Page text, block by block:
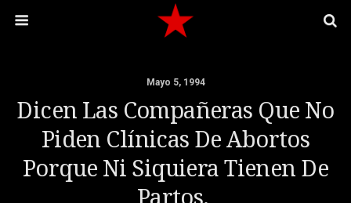
Mayo 5, 1994
Dicen Las Compañeras Que No
Piden Clínicas De Abortos
Porque Ni Siquiera Tienen De
Partos.